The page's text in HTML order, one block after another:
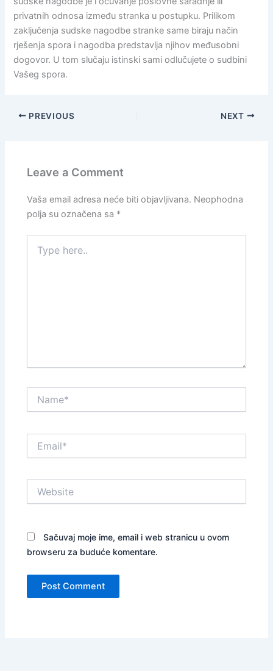
privatnih odnosa između stranka u postupku. Prilikom
zaključenja sudske nagodbe stranke same biraju način
rješenja spora i nagodba predstavlja njihov međusobni
dogovor. U tom slučaju istinski sami odlučujete o sudbini
Vašeg spora.
PREVIOUS NEXT
Leave a Comment
Vaša email adresa neće biti objavljivana. Neophodna
polja su označena sa *
here..
Sačuvaj moje ime, email i web stranicu u ovom
browseru za buduće komentare.